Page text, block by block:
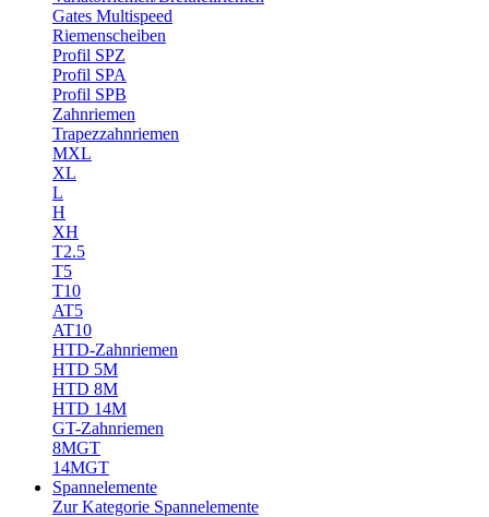
Gates Multispeed
Riemenscheiben
Profil SPZ
Profil SPA
Profil SPB
Zahnriemen
Trapezzahnriemen
MXL
XL
L
H
XH
T2.5
T5
T10
AT5
AT10
HTD-Zahnriemen
HTD 5M
HTD 8M
HTD 14M
GT-Zahnriemen
8MGT
14MGT
Spannelemente
Zur Kategorie Spannelemente